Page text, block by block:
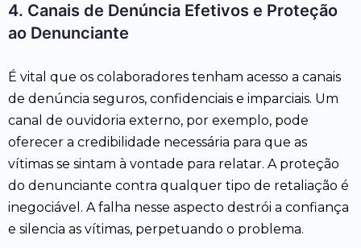
4. Canais de Denúncia Efetivos e Proteção
ao Denunciante
É vital que os colaboradores tenham acesso a canais
de denúncia seguros, confidenciais e imparciais. Um
canal de ouvidoria externo, por exemplo, pode
oferecer a credibilidade necessária para que as
vítimas se sintam à vontade para relatar. A proteção
do denunciante contra qualquer tipo de retaliação é
inegociável. A falha nesse aspecto destrói a confiança
e silencia as vítimas, perpetuando o problema.